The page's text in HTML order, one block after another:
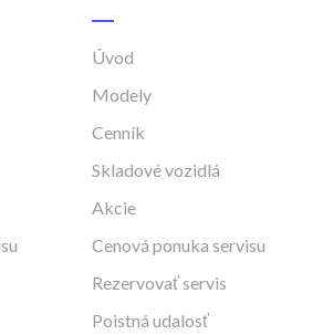
Úvod
Modely
Cenník
Skladové vozidlá
Akcie
Cenová ponuka servisu
Rezervovať servis
Poistná udalosť